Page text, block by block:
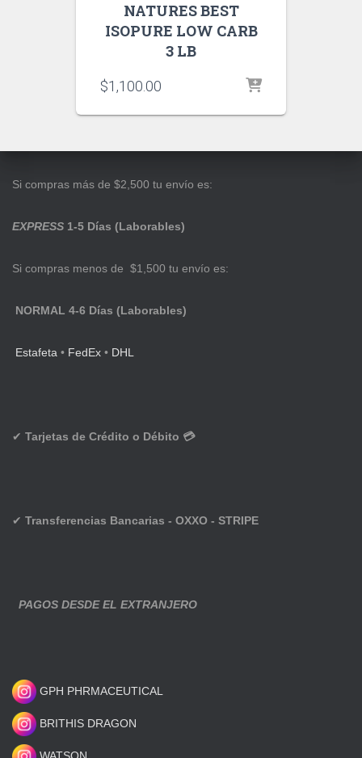
NATURES BEST
ISOPURE LOW CARB
3 LB
$1,100.00
Si compras más de $2,500 tu envío es:
EXPRESS 1-5 Días (Laborables)
Si compras menos de $1,500 tu envío es:
NORMAL 4-6 Días (Laborables)
Estafeta • FedEx • DHL
✔ Tarjetas de Crédito o Débito 💳
✔ Transferencias Bancarias - OXXO - STRIPE
PAGOS DESDE EL EXTRANJERO
GPH PHRMACEUTICAL
BRITHIS DRAGON
WATSON